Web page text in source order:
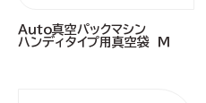
Ａｕｔｏ真空パックマシン
ハンディタイプ用真空袋 Ｍ